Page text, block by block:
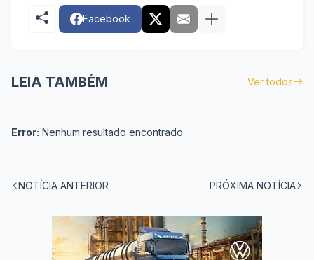
Facebook
LEIA TAMBÉM Ver todos
Error: Nenhum resultado encontrado
NOTÍCIA ANTERIOR PRÓXIMA NOTÍCIA